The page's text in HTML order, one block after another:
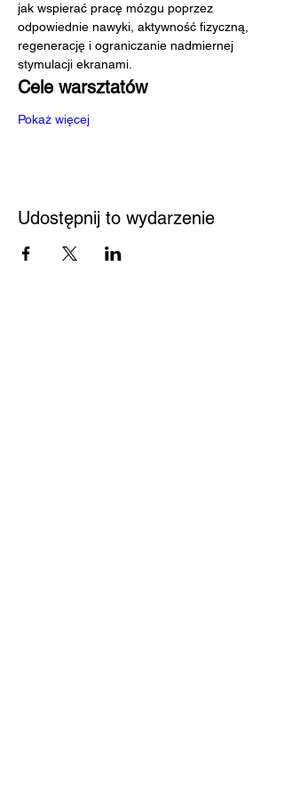
jak wspierać pracę mózgu poprzez
odpowiednie nawyki, aktywność fizyczną,
regenerację i ograniczanie nadmiernej
stymulacji ekranami.
Cele warsztatów
Pokaż więcej
Udostępnij to wydarzenie